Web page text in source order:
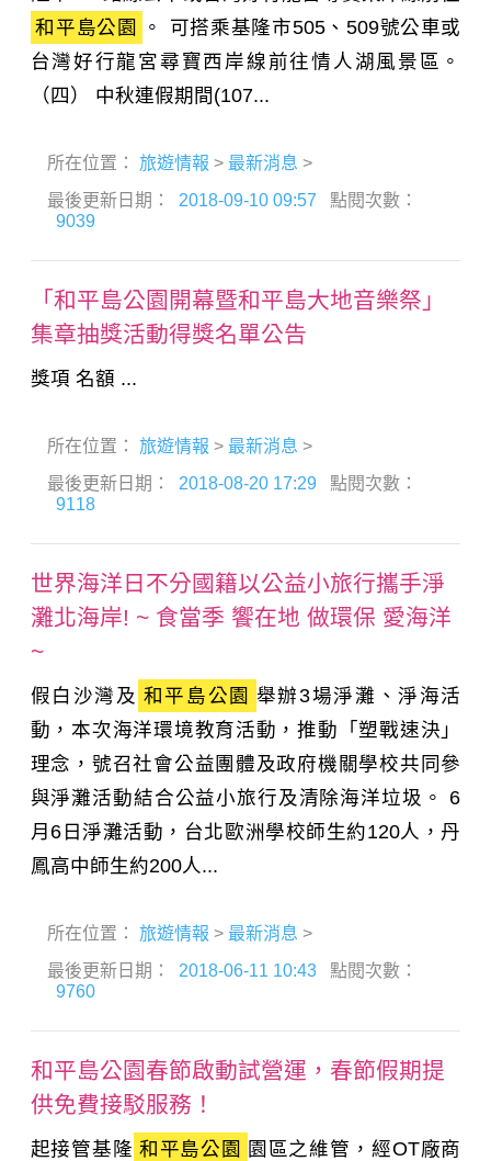
和平島公園
。 可搭乘基隆市505、509號公車或
台灣好行龍宮尋寶西岸線前往情人湖風景區。
（四） 中秋連假期間(107...
所在位置： 旅遊情報 > 最新消息 >
最後更新日期：
2018-09-10 09:57
點閱次數：
9039
「和平島公園開幕暨和平島大地音樂祭」
集章抽獎活動得獎名單公告
獎項 名額 ...
所在位置： 旅遊情報 > 最新消息 >
最後更新日期：
2018-08-20 17:29
點閱次數：
9118
世界海洋日不分國籍以公益小旅行攜手淨
灘北海岸! ~ 食當季 饗在地 做環保 愛海洋
~
假白沙灣及 和平島公園 舉辦3場淨灘、淨海活
動，本次海洋環境教育活動，推動「塑戰速決」
理念，號召社會公益團體及政府機關學校共同參
與淨灘活動結合公益小旅行及清除海洋垃圾。 6
月6日淨灘活動，台北歐洲學校師生約120人，丹
鳳高中師生約200人...
所在位置： 旅遊情報 > 最新消息 >
最後更新日期：
2018-06-11 10:43
點閱次數：
9760
和平島公園春節啟動試營運，春節假期提
供免費接駁服務！
起接管基隆 和平島公園 園區之維管，經OT廠商